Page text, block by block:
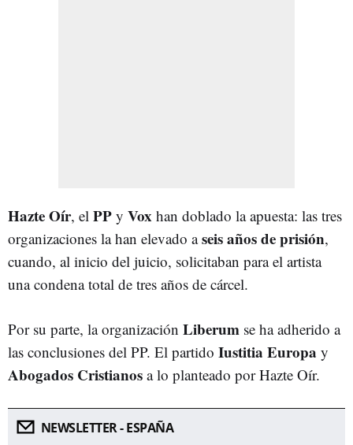
Hazte Oír, el PP y Vox han doblado la apuesta: las tres
organizaciones la han elevado aseis años de prisión,
cuando, al inicio del juicio, solicitaban para el artista
una condena total de tres años de cárcel.
Por su parte, la organización Liberum se ha adherido a
las conclusiones del PP. El partido Iustitia Europa y
Abogados Cristianos a lo planteado por Hazte Oír.
NEWSLETTER - ESPAÑA